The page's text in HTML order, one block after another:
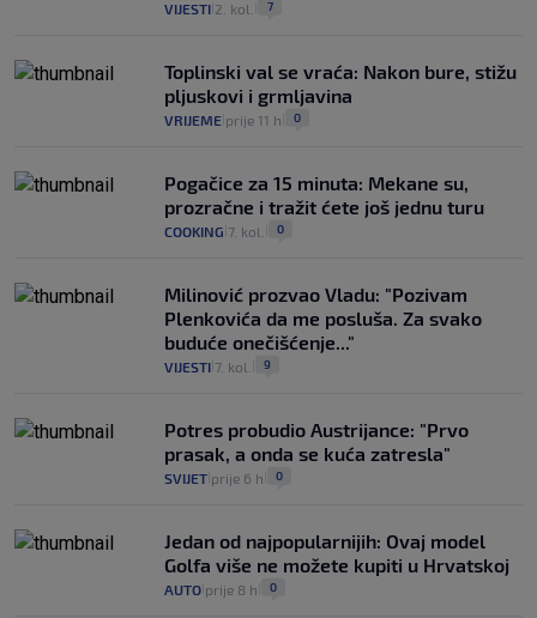
VIJESTI 2. kol. 7
Toplinski val se vraća: Nakon bure, stižu
pljuskovi i grmljavina
VRIJEME prije 11 h 0
Pogačice za 15 minuta: Mekane su,
prozračne i tražit ćete još jednu turu
COOKING 7. kol. 0
Milinović prozvao Vladu: "Pozivam
Plenkovića da me posluša. Za svako
buduće onečišćenje..."
VIJESTI 7. kol. 9
Potres probudio Austrijance: "Prvo
prasak, a onda se kuća zatresla"
SVIJET prije 6 h 0
Jedan od najpopularnijih: Ovaj model
Golfa više ne možete kupiti u Hrvatskoj
AUTO prije 8 h 0